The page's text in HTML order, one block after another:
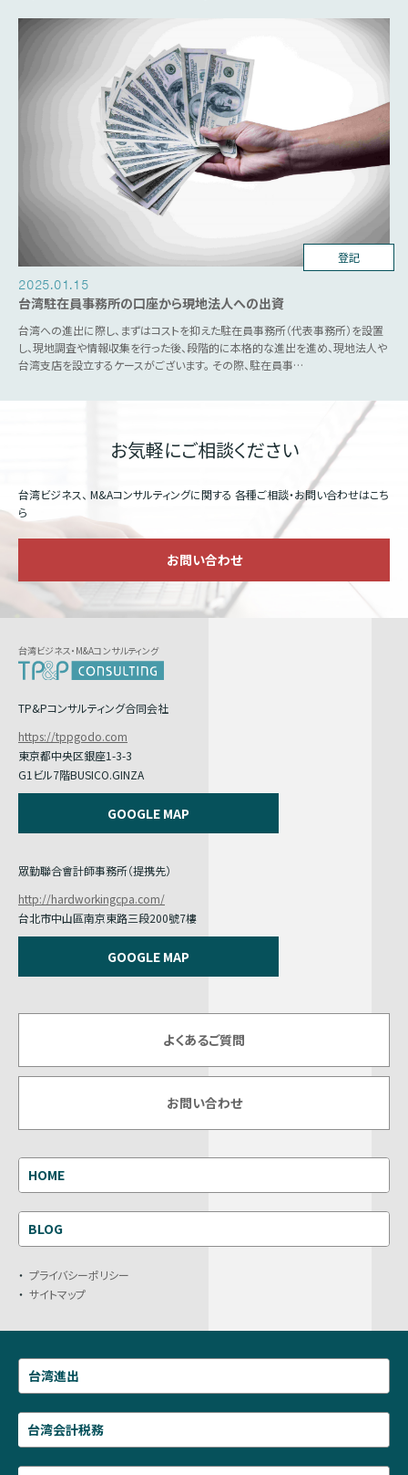
台湾ビジネス
登記
2025.01.15
台湾駐在員事務所の口座から現地法人への出資
台湾への進出に際し、まずはコストを抑えた駐在員事務所（代表事務所）を設置
し、現地調査や情報収集を行った後、段階的に本格的な進出を進め、現地法人や
台湾支店を設立するケースがございます。 その際、駐在員事…
お気軽にご相談ください
台湾ビジネス、 M&Aコンサルティングに関する 各種ご相談・お問い合わせはこち
ら
お問い合わせ
台湾ビジネス・M&Aコンサルティング
TP&Pコンサルティング合同会社
https://tppgodo.com
東京都中央区銀座1-3-3
G1ビル7階BUSICO.GINZA
GOOGLE MAP
眾勤聯合會計師事務所（提携先）
http://hardworkingcpa.com/
台北市中山區南京東路三段200號7樓
GOOGLE MAP
よくあるご質問
お問い合わせ
HOME
BLOG
プライバシーポリシー
サイトマップ
台湾進出
台湾会計税務